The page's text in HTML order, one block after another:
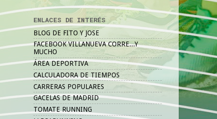
ENLACES DE INTERÉS
BLOG DE FITO Y JOSE
FACEBOOK VILLANUEVA CORRE...Y
MUCHO
ÁREA DEPORTIVA
CALCULADORA DE TIEMPOS
CARRERAS POPULARES
GACELAS DE MADRID
TOMATE RUNNING